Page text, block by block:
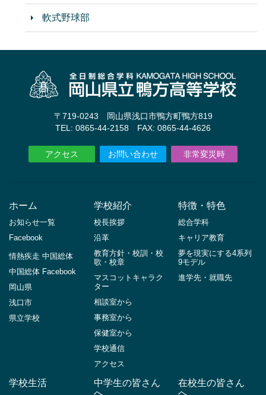
軟式野球部
〒719-0243 岡山県浅口市鴨方町鴨方819
TEL: 0865-44-2158 FAX: 0865-44-4626
アクセス お問い合わせ 非常変災時
ホーム
お知らせ一覧
Facebook
情熱疾走 中国総体
中国総体 Facebook
岡山県
浅口市
県立学校
学校紹介
校長挨拶
沿革
教育方針・校訓・校
歌・校章
マスコットキャラク
ター
相談室から
事務室から
保健室から
学校通信
アクセス
特徴・特色
総合学科
キャリア教育
夢を現実にする4系列
9モデル
進学先・就職先
学校生活
中学生の皆さん
へ
在校生の皆さん
へ